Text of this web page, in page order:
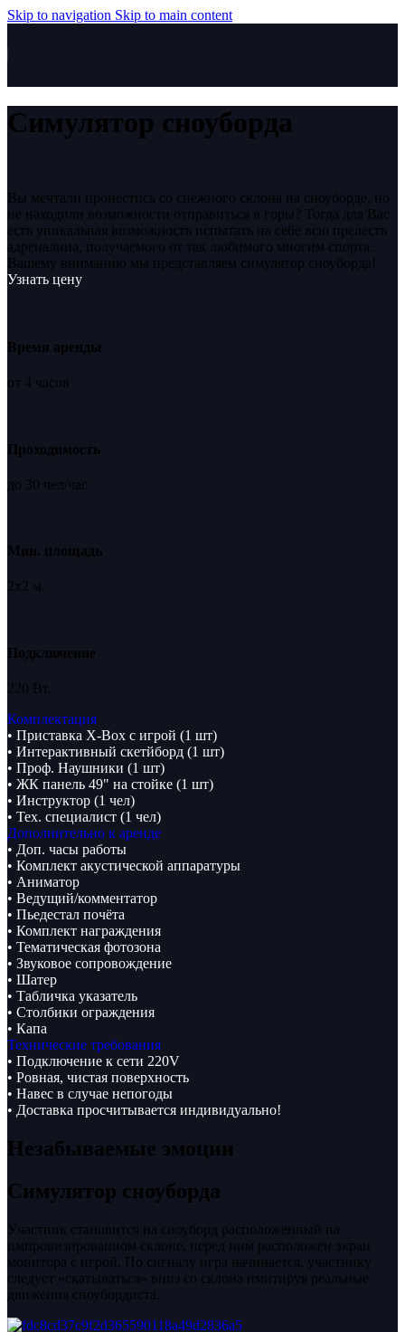
Skip to navigation Skip to main content
Симулятор сноуборда
Вы мечтали пронестись со снежного склона на сноуборде, но
не находили возможности отправиться в горы? Тогда для Вас
есть уникальная возможность испытать на себе всю прелесть
адреналина, получаемого от так любимого многим спорта.
Вашему вниманию мы представляем симулятор сноуборда!
Узнать цену
Время аренды
от 4 часов
Проходимость
до 30 чел/час
Мин. площадь
2х2 м.
Подключение
220 Вт.
Комплектация
• Приставка X-Box с игрой (1 шт)
• Интерактивный скетйборд (1 шт)
• Проф. Наушники (1 шт)
• ЖК панель 49" на стойке (1 шт)
• Инструктор (1 чел)
• Тех. специалист (1 чел)
Дополнительно к аренде
• Доп. часы работы
• Комплект акустической аппаратуры
• Аниматор
• Ведущий/комментатор
• Пьедестал почёта
• Комплект награждения
• Тематическая фотозона
• Звуковое сопровождение
• Шатер
• Табличка указатель
• Столбики ограждения
• Капа
Технические требования
• Подключение к сети 220V
• Ровная, чистая поверхность
• Навес в случае непогоды
• Доставка просчитывается индивидуально!
Незабываемые эмоции
Симулятор сноуборда
Участник становится на сноуборд расположенный на
импровизированном склоне, перед ним расположен экран
монитора с игрой. По сигналу игра начинается, участнику
следует «скатываться» вниз со склона имитируя реальные
движения сноубордиста.